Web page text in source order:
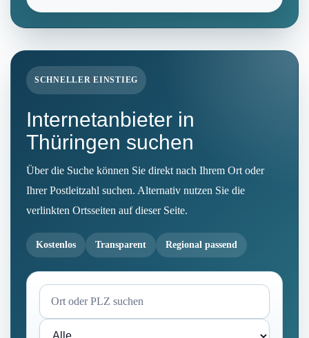
SCHNELLER EINSTIEG
Internetanbieter in
Thüringen suchen
Über die Suche können Sie direkt nach Ihrem Ort oder
Ihrer Postleitzahl suchen. Alternativ nutzen Sie die
verlinkten Ortsseiten auf dieser Seite.
Kostenlos Transparent Regional passend